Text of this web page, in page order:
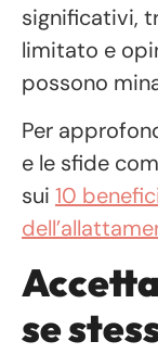
significativi,
limitato e
possono
Per
e le sfide
sui 10
se